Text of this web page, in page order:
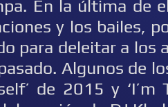
En la última de
y los bailes,
para deleitar a los
Algunos de
de 2015 y ‘I’m